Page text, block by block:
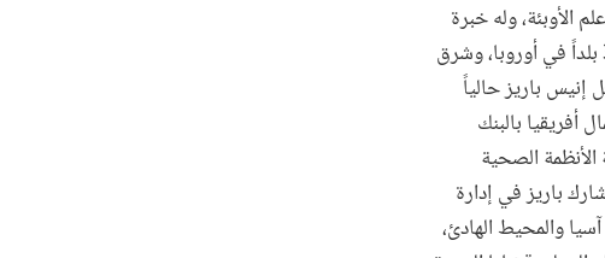
وله خبرة
واسعة كمدير عام ومدير إداري وخبير فني في مجالي التنمية والبحوث في أكثر من 30 بلداً في أوروبا، وشرق
إنيس باريز حالياً
بالبنك
الصحية
منطقة أوروبا التابع لها. قبل انضمامه للعمل بالبنك الدولي عام 1999، شارك باريز في إدارة
والمحيط الهادئ،